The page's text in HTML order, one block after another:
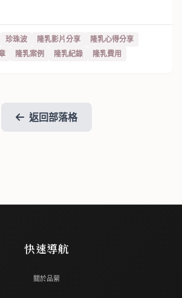
珍珠波 隆乳影片分享
隆乳心得分享
隆乳案例 隆乳紀錄 隆乳費用
返回部落格
快速導航
關於品縈